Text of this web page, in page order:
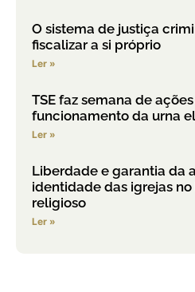
O sistema de justiça
fiscalizar a si próprio
Ler »
TSE faz semana de
funcionamento da urna
Ler »
Liberdade e garantia da
identidade das igrejas
religioso
Ler »